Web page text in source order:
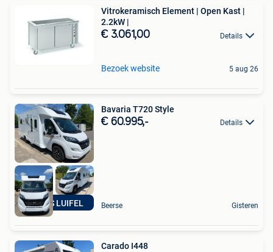
Vitrokeramisch Element | Open Kast |
2.2kW |
€ 3.061,00 Details
Bezoek website 5 aug 26
GRATIS LUIFEL
Bavaria T720 Style
€ 60.995,- Details
Beerse Gisteren
Carado I448